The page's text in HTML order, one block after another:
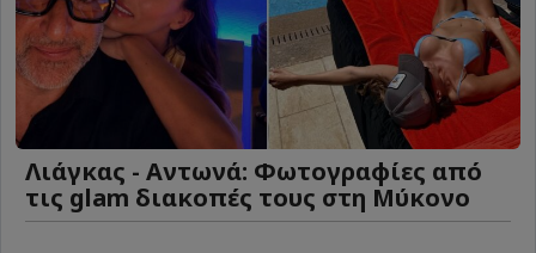
Λιάγκας - Αντωνά: Φωτογραφίες από
τις glam διακοπές τους στη Μύκονο